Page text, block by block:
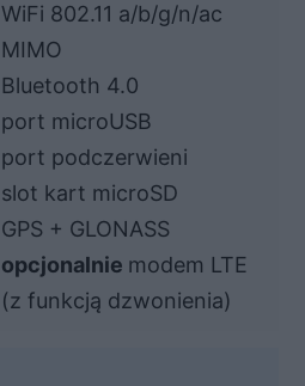
WiFi 802.11 a/b/g/n/ac
MIMO
Bluetooth 4.0
port microUSB
port podczerwieni
slot kart microSD
GPS + GLONASS
opcjonalnie modem LTE
(z funkcją dzwonienia)